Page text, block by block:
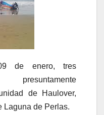
de enero, tres
de Haulover,
Laguna de Perlas.